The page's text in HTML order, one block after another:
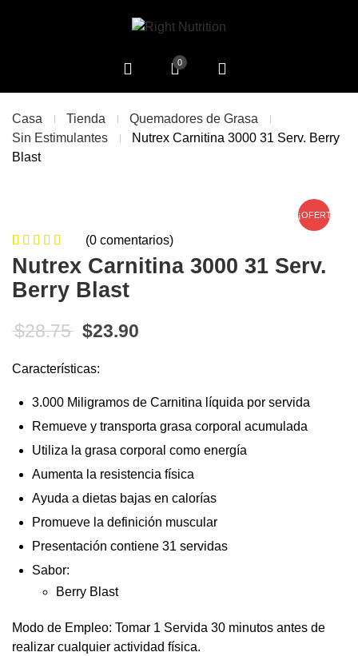
0
Casa Tienda
Quemadores de Grasa
Sin Estimulantes
Nutrex Carnitina 3000 31 Serv. Berry
Blast
¡OFERTA!
0 de
5
0
customer
(0 comentarios)
Nutrex Carnitina 3000 31 Serv.
Berry Blast
$28.75 El precio original era: $28.75.
$23.90
Características:
3.000 Miligramos de Carnitina líquida por servida
Remueve y transporta grasa corporal acumulada
Utiliza la grasa corporal como energía
Aumenta la resistencia física
Ayuda a dietas bajas en calorías
Promueve la definición muscular
Presentación contiene 31 servidas
Sabor:
Berry Blast
Modo de Empleo: Tomar 1 Servida 30 minutos antes de
realizar cualquier actividad física.